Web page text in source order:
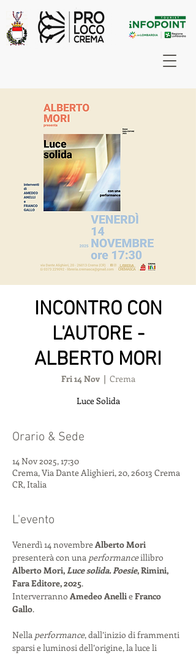
INCONTRO CON
L'AUTORE -
ALBERTO MORI
Fri 14 Nov
  |
Crema
Luce Solida
Orario & Sede
14 Nov 2025, 17:30
Crema, Via Dante Alighieri, 20, 26013 Crema
CR, Italia
L'evento
Venerdì 14 novembre Alberto Mori
presenterà con una performance illibro
Alberto Mori, Luce solida. Poesie, Rimini,
Fara Editore, 2025.
Interverranno Amedeo Anelli e Franco
Gallo.
Nella performance, dall’inizio di frammenti
sparsi e luminosi dell’origine, la luce li